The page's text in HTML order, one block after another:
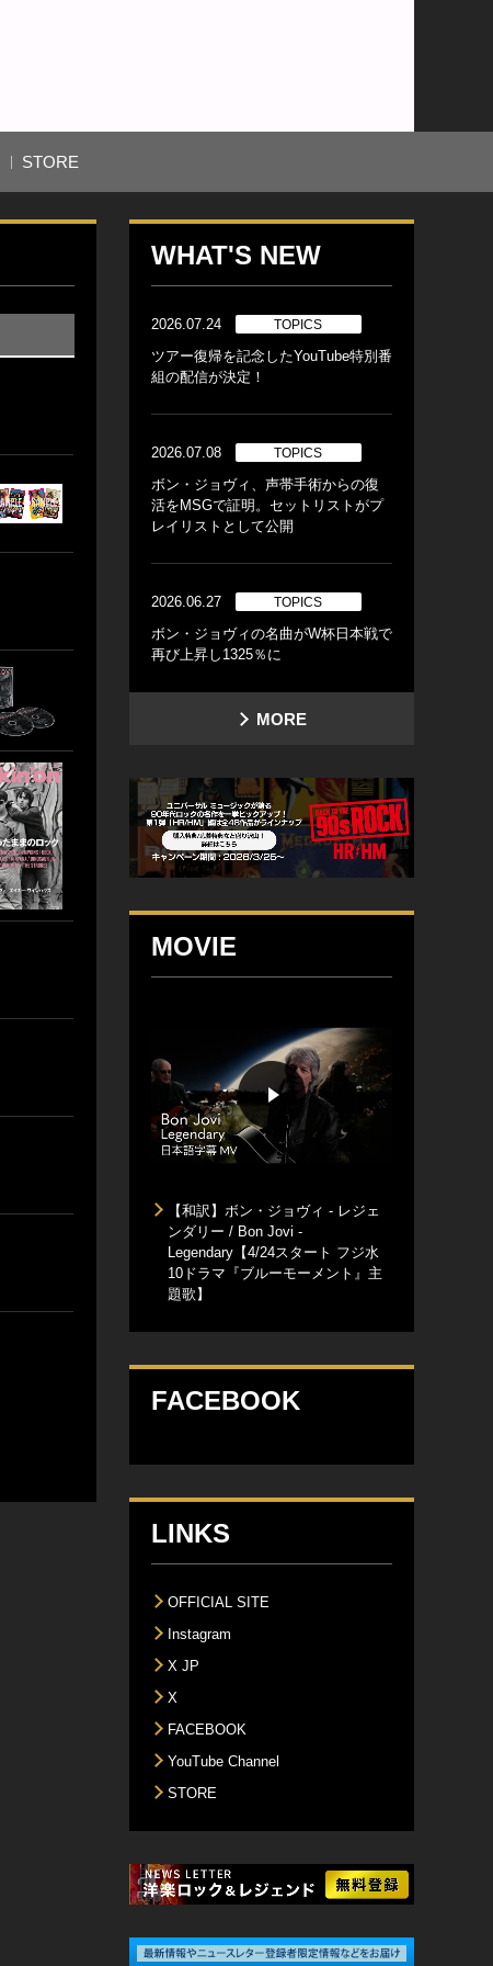
STORE
WHAT'S NEW
2026.07.24 TOPICS
ツアー復帰を記念したYouTube特別番
組の配信が決定！
2026.07.08 TOPICS
ボン・ジョヴィ、声帯手術からの復
活をMSGで証明。セットリストがプ
レイリストとして公開
2026.06.27 TOPICS
ボン・ジョヴィの名曲がW杯日本戦で
再び上昇し1325％に
MORE
MOVIE
【和訳】ボン・ジョヴィ - レジェ
ンダリー / Bon Jovi -
Legendary【4/24スタート フジ水
10ドラマ『ブルーモーメント』主
題歌】
FACEBOOK
LINKS
OFFICIAL SITE
Instagram
X JP
X
FACEBOOK
YouTube Channel
STORE